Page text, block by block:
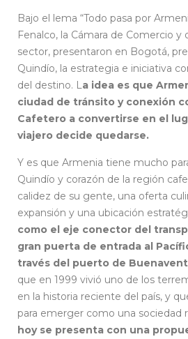
Bajo el lema “Todo pasa por
Fenalco, la Cámara de Comercio
sector, presentaron en Bogotá,
Quindío, la estrategia e iniciativa
del destino. La idea es que
ciudad de tránsito y conexión
Cafetero a convertirse en el
viajero decide quedarse.
Y es que Armenia tiene mucho
Quindío y corazón de la región
calidez de su gente, una oferta
expansión y una ubicación
como el eje conector del
gran puerta de entrada al
través del puerto de
que en 1999 vivió uno de los
en la historia reciente del país, y
para emerger como una sociedad
hoy se presenta con una